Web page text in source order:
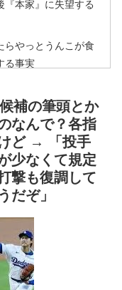
『本家』に失望する
らやっとうんこが食
る事実
こういうのを見る
ない・・・」「あれ
世界のみんなは先祖
マト、実はそこら
けなのが判明して
日本の普通のテ
ていたと話題に
補の筆頭とか
なんで？各指
ど → 「投手
少なくて規定
撃も復調して
だぞ」